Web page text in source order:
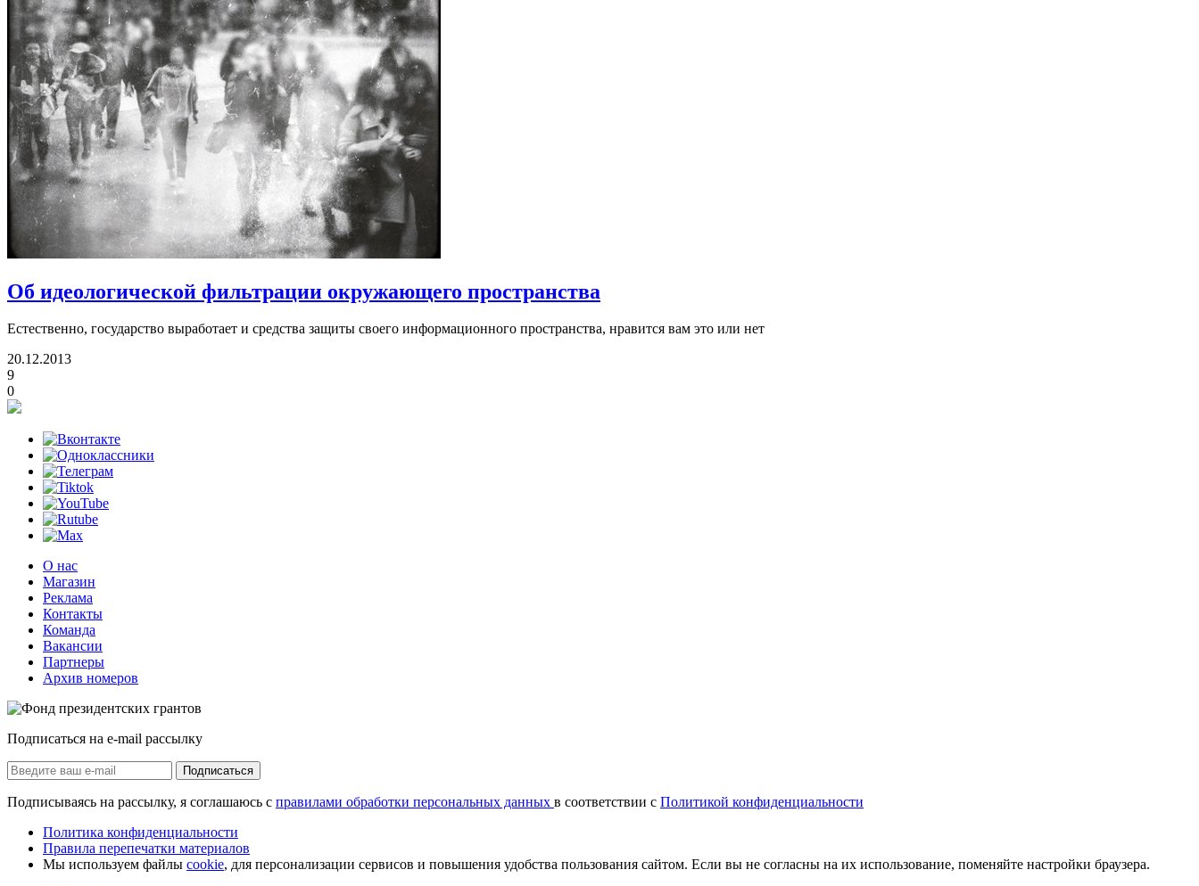
Об идеологической фильтрации окружающего пространства
Естественно, государство выработает и средства защиты своего информационного пространства, нравится вам это или нет
20.12.2013
9
0
О нас
Магазин
Реклама
Контакты
Команда
Вакансии
Партнеры
Архив номеров
Подписаться на e-mail рассылку
Подписаться
Подписываясь на рассылку, я соглашаюсь с правилами обработки персональных данных в соответствии с Политикой конфиденциальности
Политика конфиденциальности
Правила перепечатки материалов
Мы используем файлы cookie, для персонализации сервисов и повышения удобства пользования сайтом. Если вы не согласны на их использование, поменяйте настройки браузера.